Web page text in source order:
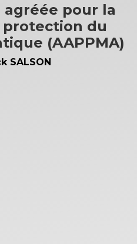
agréée pour la
protection du
(AAPPMA)
SALSON